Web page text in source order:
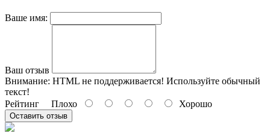
Ваше имя:
Ваш отзыв
Внимание: HTML не поддерживается! Используйте обычный
текст!
Рейтинг Плохо Хорошо
Оставить отзыв